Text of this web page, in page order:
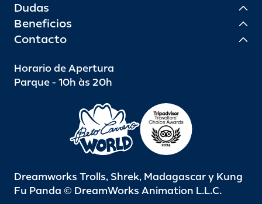
Dudas
Beneficios
Contacto
Horario de Apertura
Parque - 10h às 20h
Dreamworks Trolls, Shrek, Madagascar y Kung
Fu Panda © DreamWorks Animation L.L.C.